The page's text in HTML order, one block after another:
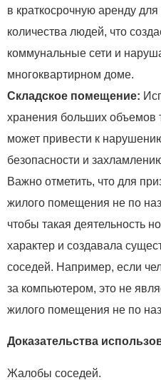
в краткосрочную аренду
количества людей, что
коммунальные сети и
многоквартирном доме.
Складское помещение:
хранения больших объемов
может привести к
безопасности и
Важно отметить, что для
жилого помещения не по
чтобы такая деятельность
характер и создавала
соседей. Например, если
за компьютером, это не
жилого помещения не по
Доказательства
Жалобы соседей.